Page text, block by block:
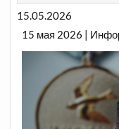
15.05.2026
15 мая 2026 |